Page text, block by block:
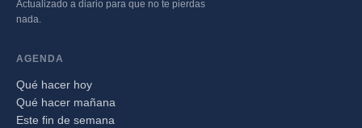
Actualizado a diario para que no te pierdas
nada.
AGENDA
Qué hacer hoy
Qué hacer mañana
Este fin de semana